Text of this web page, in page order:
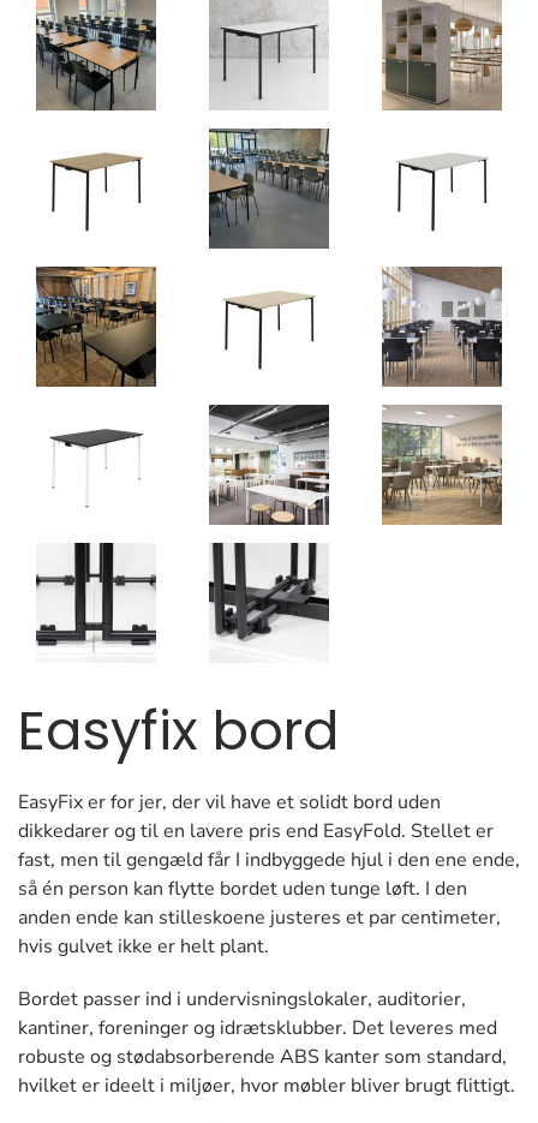
Easyfix bord
EasyFix er for jer, der vil have et solidt bord uden
dikkedarer og til en lavere pris end EasyFold. Stellet er
fast, men til gengæld får I indbyggede hjul i den ene ende,
så én person kan flytte bordet uden tunge løft. I den
anden ende kan stilleskoene justeres et par centimeter,
hvis gulvet ikke er helt plant.
Bordet passer ind i undervisningslokaler, auditorier,
kantiner, foreninger og idrætsklubber. Det leveres med
robuste og stødabsorberende ABS kanter som standard,
hvilket er ideelt i miljøer, hvor møbler bliver brugt flittigt.